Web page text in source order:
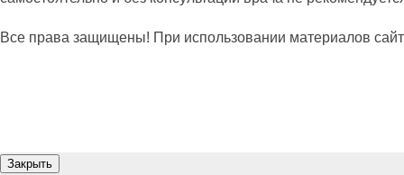
Все права защищены! При использовании материалов
Закрыть